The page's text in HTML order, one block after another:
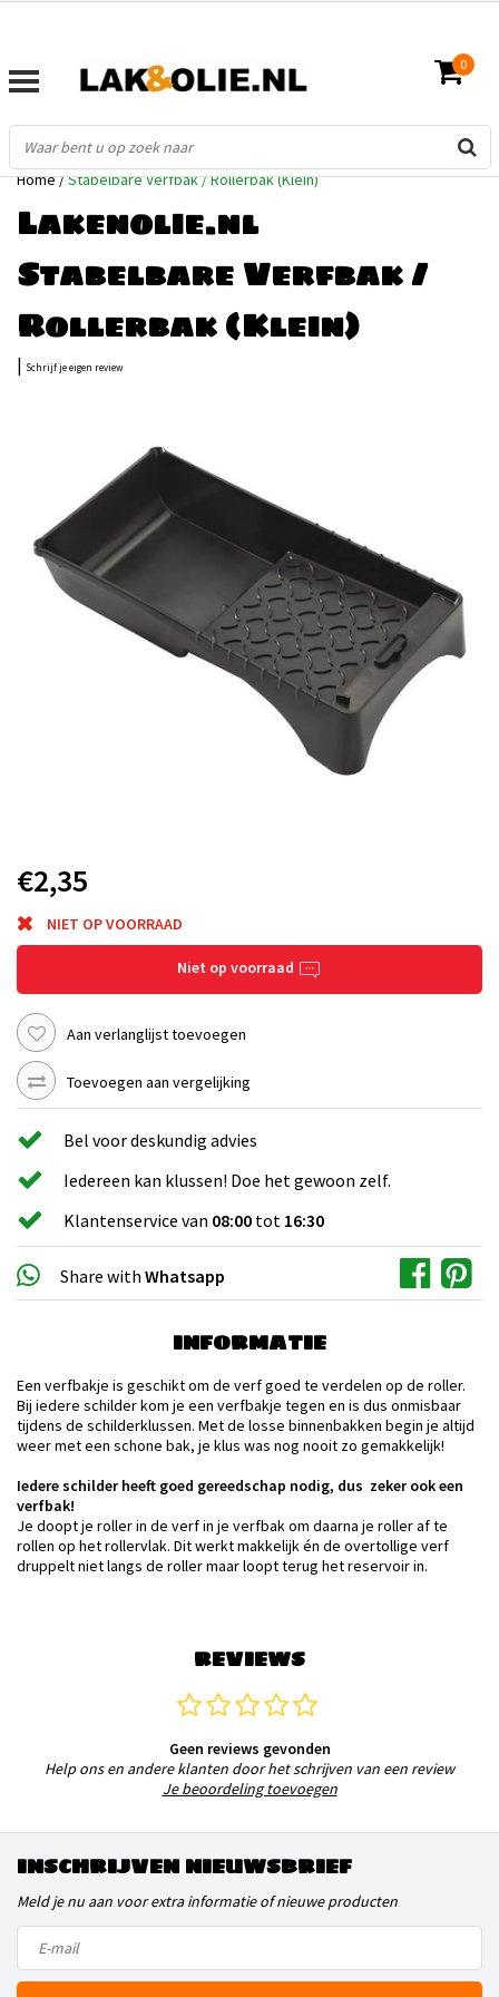
0
Home/Stabelbare Verfbak / Rollerbak (Klein)
Lakenolie.nl
Stabelbare Verfbak /
Rollerbak (Klein)
| Schrijf je eigen review
€2,35
NIET OP VOORRAAD
Niet op voorraad
Aan verlanglijst toevoegen
Toevoegen aan vergelijking
Bel voor deskundig advies
Iedereen kan klussen! Doe het gewoon zelf.
Klantenservice van 08:00 tot 16:30
Share with Whatsapp
INFORMATIE
Een verfbakje is geschikt om de verf goed te verdelen op de roller.
Bij iedere schilder kom je een verfbakje tegen en is dus onmisbaar
tijdens de schilderklussen. Met de losse binnenbakken begin je altijd
weer met een schone bak, je klus was nog nooit zo gemakkelijk!
Iedere schilder heeft goed gereedschap nodig, dus zeker ook een
verfbak!
Je doopt je roller in de verf in je verfbak om daarna je roller af te
rollen op het rollervlak. Dit werkt makkelijk én de overtollige verf
druppelt niet langs de roller maar loopt terug het reservoir in.
REVIEWS
Geen reviews gevonden
Help ons en andere klanten door het schrijven van een review
Je beoordeling toevoegen
INSCHRIJVEN NIEUWSBRIEF
Meld je nu aan voor extra informatie of nieuwe producten